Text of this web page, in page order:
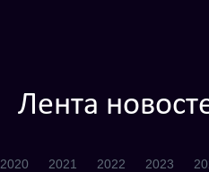
Лента
2020 2021 2022 2023